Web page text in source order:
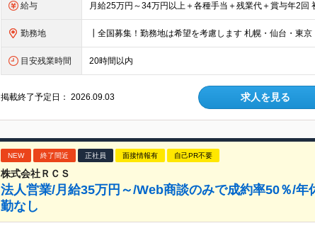
給与
勤務地
目安残業時間 20時間以内
掲載終了予定日：2026.09.03 求人を見る
NEW 終了間近 正社員 面接情報有 自己PR不要
株式会社ＲＣＳ
法人営業/月給35万円～/Web商談のみで成約率50％/年
勤なし